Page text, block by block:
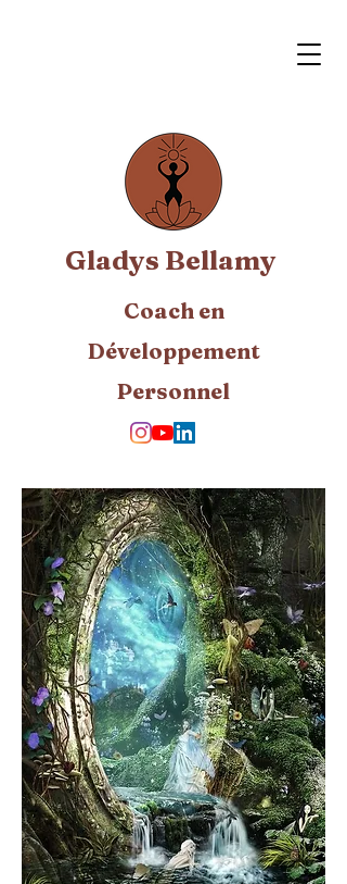
Gladys Bellamy
Coach en
Développement
Personnel​